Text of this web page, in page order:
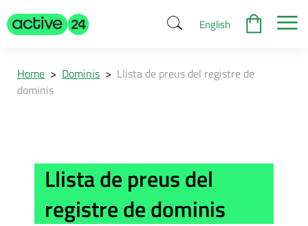
English
Home > Dominis > Llista de preus del registre de
dominis
Llista de preus del
registre de dominis